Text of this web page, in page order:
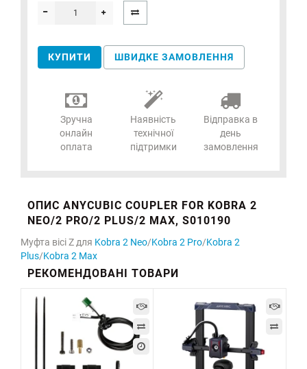
КУПИТИ ШВИДКЕ ЗАМОВЛЕННЯ
Зручна
онлайн
оплата
Наявність
технічної
підтримки
Відправка в
день
замовлення
ОПИС ANYCUBIC COUPLER FOR KOBRA 2
NEO/2 PRO/2 PLUS/2 MAX, S010190
Муфта вісі Z для Kobra 2 Neo/Kobra 2 Pro/Kobra 2
Plus/Kobra 2 Max
РЕКОМЕНДОВАНІ ТОВАРИ